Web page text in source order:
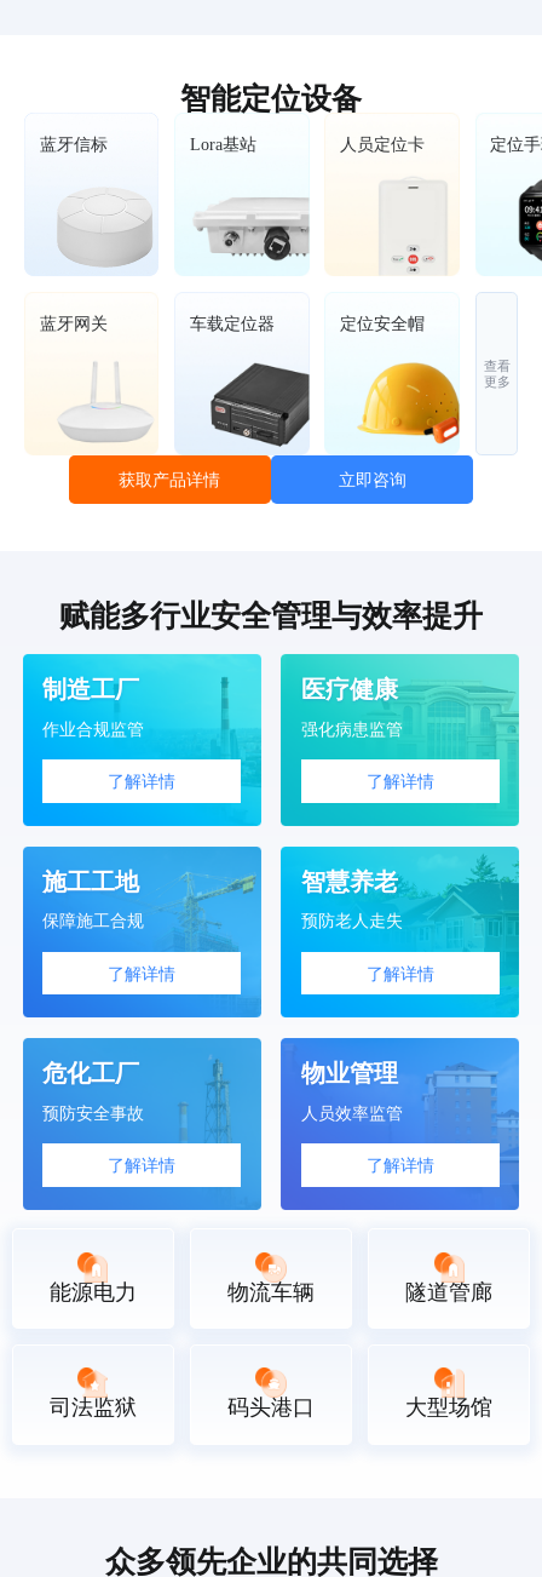
智能定位设备
蓝牙信标 Lora基站 人员定位卡 定位
蓝牙网关 车载定位器 定位安全帽
查看
更多
获取产品详情 立即咨询
赋能多行业安全管理与效率提升
制造工厂
作业合规监管
了解详情
医疗健康
强化病患监管
了解详情
施工工地
保障施工合规
了解详情
智慧养老
预防老人走失
了解详情
危化工厂
预防安全事故
了解详情
物业管理
人员效率监管
了解详情
能源电力 物流车辆 隧道管廊
司法监狱 码头港口 大型场馆
众多领先企业的共同选择